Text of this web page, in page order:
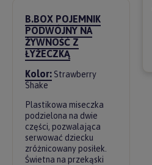
B.BOX POJEMNIK
PODWÓJNY NA
ŻYWNOŚĆ Z
ŁYŻECZKĄ
Kolor: Strawberry
Shake
Plastikowa miseczka
podzielona na dwie
części, pozwalająca
serwować dziecku
zróżnicowany posiłek.
Świetna na przekąski